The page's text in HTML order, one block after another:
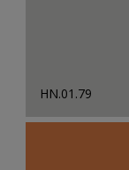
HN.01.79